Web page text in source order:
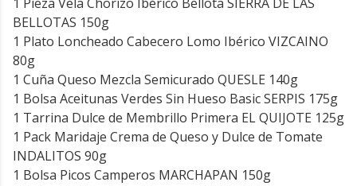
BELLOTAS 150g
1 Plato Loncheado Cabecero Lomo Ibérico VIZCAINO
80g
1 Cuña Queso Mezcla Semicurado QUESLE 140g
1 Bolsa Aceitunas Verdes Sin Hueso Basic SERPIS 175g
1 Tarrina Dulce de Membrillo Primera EL QUIJOTE 125g
1 Pack Maridaje Crema de Queso y Dulce de Tomate
INDALITOS 90g
1 Bolsa Picos Camperos MARCHAPAN 150g